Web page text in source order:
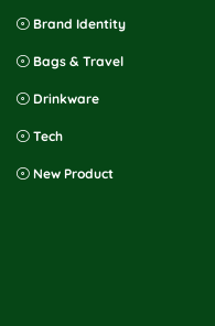
Brand Identity
Bags & Travel
Drinkware
Tech
New Product